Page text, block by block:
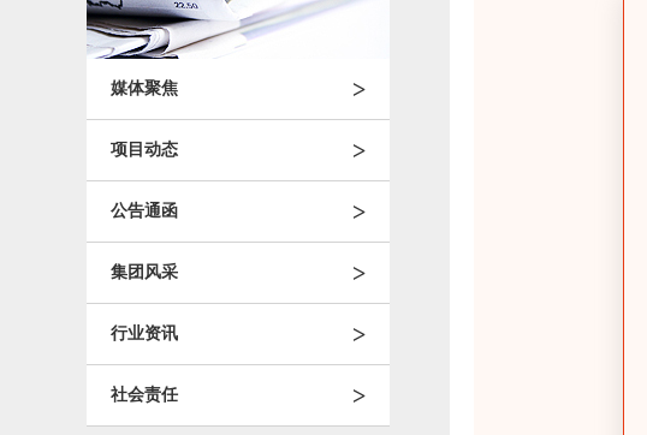
媒体聚焦 >
项目动态 >
公告通函 >
集团风采 >
行业资讯 >
社会责任 >